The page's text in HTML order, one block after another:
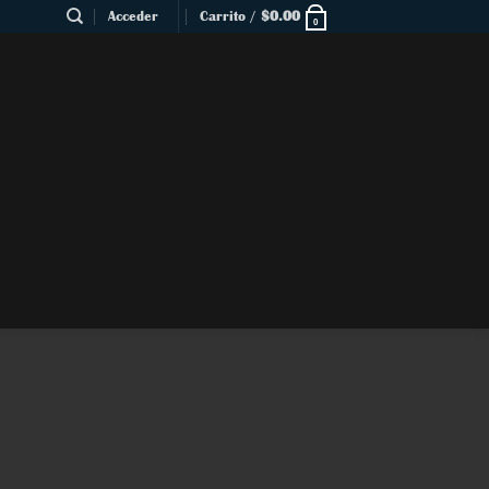
Acceder Carrito / $0.00 0